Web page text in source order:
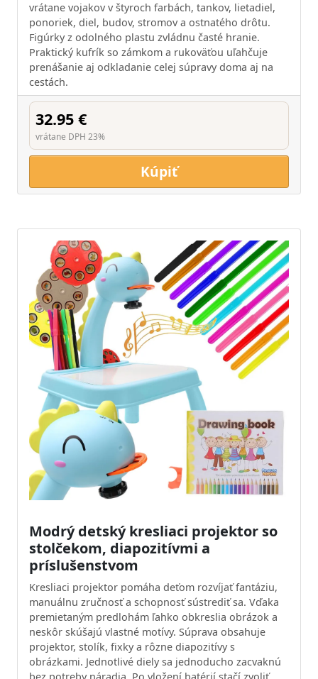
vrátane vojakov v štyroch farbách, tankov, lietadiel,
ponoriek, diel, budov, stromov a ostnatého drôtu.
Figúrky z odolného plastu zvládnu časté hranie.
Praktický kufrík so zámkom a rukoväťou uľahčuje
prenášanie aj odkladanie celej súpravy doma aj na
cestách.
32.95 €
vrátane DPH 23%
Kúpiť
Modrý detský kresliaci projektor so
stolčekom, diapozitívmi a
príslušenstvom
Kresliaci projektor pomáha deťom rozvíjať fantáziu,
manuálnu zručnosť a schopnosť sústrediť sa. Vďaka
premietaným predlohám ľahko obkreslia obrázok a
neskôr skúšajú vlastné motívy. Súprava obsahuje
projektor, stolík, fixky a rôzne diapozitívy s
obrázkami. Jednotlivé diely sa jednoducho zacvaknú